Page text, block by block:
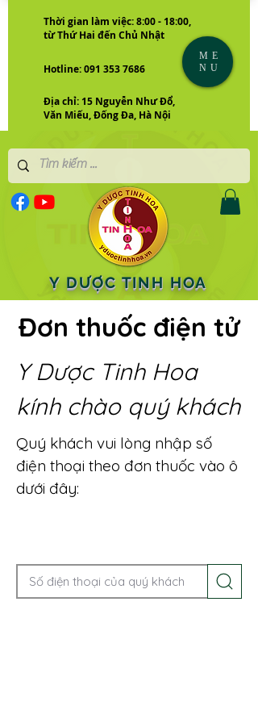
Thời gian làm việc: 8:00 - 18:00,
từ Thứ Hai đến Chủ Nhật
Hotline: 091 353 7686
Địa chỉ: 15 Nguyễn Như Đổ,
Văn Miếu, Đống Đa, Hà Nội
Y DƯỢC TINH HOA
ME
NU
Đơn thuốc điện tử
Y Dược Tinh Hoa
kính chào quý khách
Quý khách vui lòng nhập số
điện thoại theo đơn thuốc vào ô
dưới đây: